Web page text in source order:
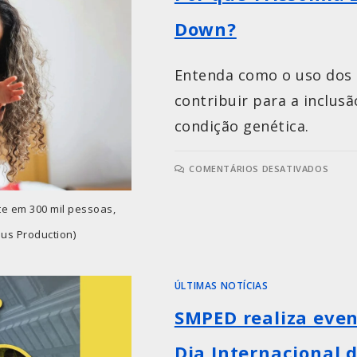
em 300 mil pessoas,
Production)
Down?
Entenda como o uso
contribuir para a
condição genética.
COMENTÁRIOS DESATIVADOS
ÚLTIMAS NOTÍCIAS
SMPED realiza
Dia Internacional